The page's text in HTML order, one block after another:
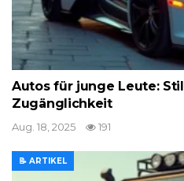
Autos für junge Leute:
Zugänglichkeit
Aug. 18, 2025 191
📝 ARTIKEL